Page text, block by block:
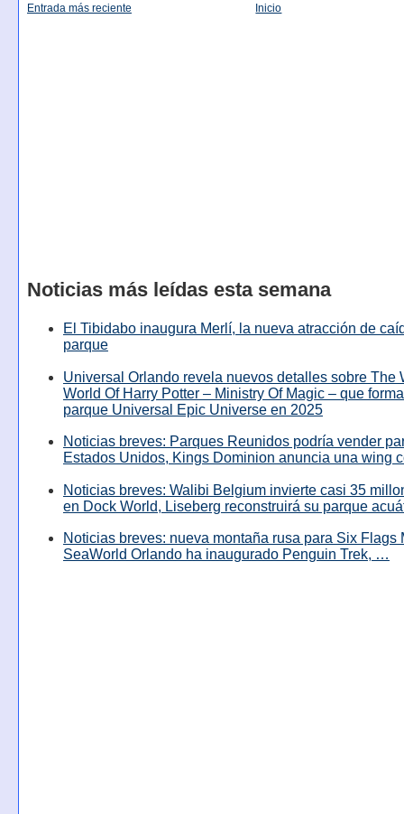
Entrada más reciente Inicio
Noticias más leídas esta semana
El Tibidabo inaugura Merlí, la nueva atracción de
parque
Universal Orlando revela nuevos detalles sobre The
World Of Harry Potter – Ministry Of Magic – que
parque Universal Epic Universe en 2025
Noticias breves: Parques Reunidos podría vender
Estados Unidos, Kings Dominion anuncia una wing
Noticias breves: Walibi Belgium invierte casi 35
en Dock World, Liseberg reconstruirá su parque
Noticias breves: nueva montaña rusa para Six Flags
SeaWorld Orlando ha inaugurado Penguin Trek, …